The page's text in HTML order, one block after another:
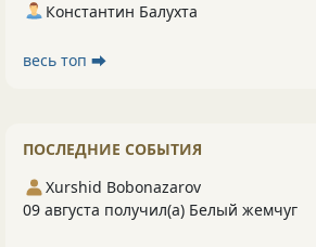
Константин Балухта
весь топ ⮕
ПОСЛЕДНИЕ СОБЫТИЯ
Xurshid Bobonazarov
09 августа получил(а) Белый жемчуг